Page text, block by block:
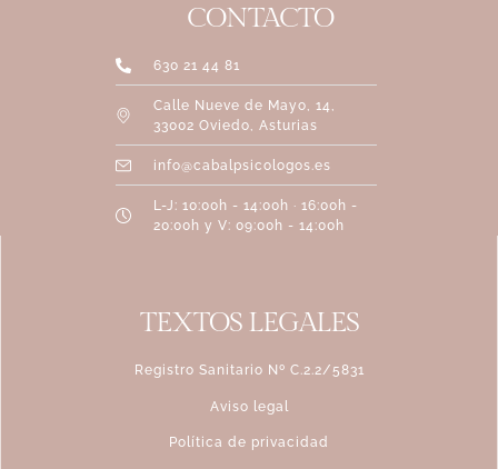
CONTACTO
630 21 44 81
Calle Nueve de Mayo, 14,
33002 Oviedo, Asturias
info@cabalpsicologos.es
L-J: 10:00h - 14:00h · 16:00h -
20:00h y V: 09:00h - 14:00h
TEXTOS LEGALES
Registro Sanitario Nº C.2.2/5831
Aviso legal
Política de privacidad